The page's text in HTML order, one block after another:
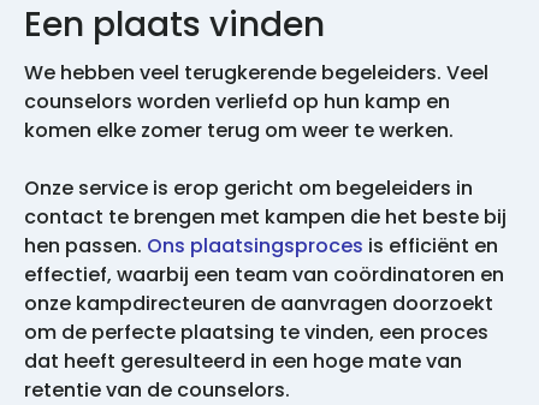
Een plaats vinden
We hebben veel terugkerende begeleiders. Veel
counselors worden verliefd op hun kamp en
komen elke zomer terug om weer te werken.
Onze service is erop gericht om begeleiders in
contact te brengen met kampen die het beste bij
hen passen. Ons plaatsingsproces is efficiënt en
effectief, waarbij een team van coördinatoren en
onze kampdirecteuren de aanvragen doorzoekt
om de perfecte plaatsing te vinden, een proces
dat heeft geresulteerd in een hoge mate van
retentie van de counselors.